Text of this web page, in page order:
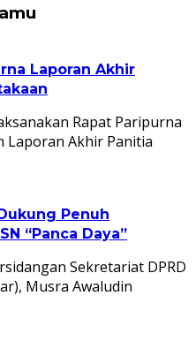
Laporan Akhir
Rapat Paripurna
Laporan Akhir Panitia
Penuh
“Panca Daya”
Sekretariat DPRD
Musra Awaludin